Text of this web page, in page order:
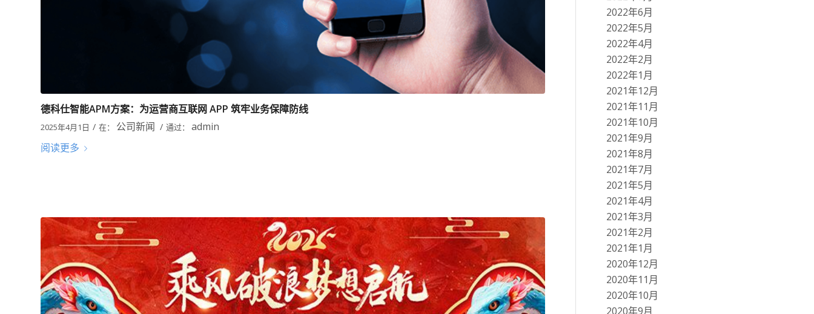
德科仕智能APM方案：为运营商互联网 APP 筑牢业务保障防线
2025年4月1日 / 在： 公司新闻 / 通过： admin
阅读更多
2022年6月
2022年5月
2022年4月
2022年2月
2022年1月
2021年12月
2021年11月
2021年10月
2021年9月
2021年8月
2021年7月
2021年5月
2021年4月
2021年3月
2021年2月
2021年1月
2020年12月
2020年11月
2020年10月
2020年9月